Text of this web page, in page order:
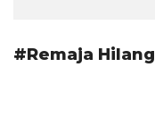
#Remaja Hilang